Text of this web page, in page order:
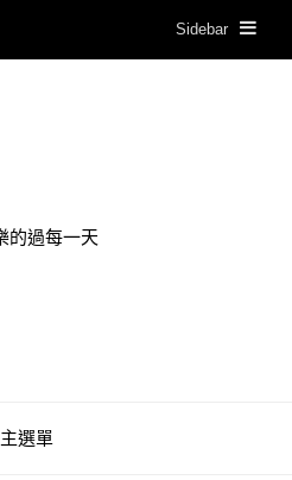
Sidebar
快樂的過每一天
主選單